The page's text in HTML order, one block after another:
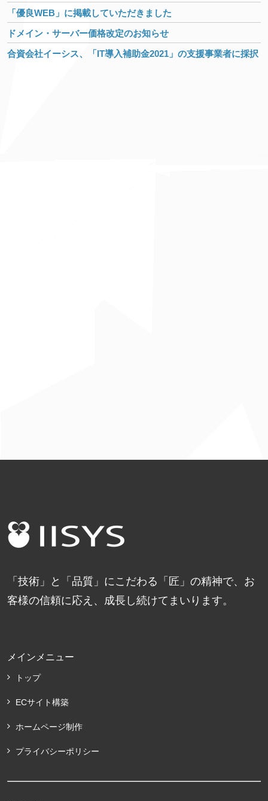
「優良WEB」に掲載していただきました
ドメイン・サーバー価格改定のお知らせ
合資会社イーシス、「IT導入補助金2021」の支援事業者に採択
「技術」と「品質」にこだわる「匠」の精神で、お
客様の信頼に応え、成長し続けてまいります。
メインメニュー
トップ
ECサイト構築
ホームページ制作
プライバシーポリシー